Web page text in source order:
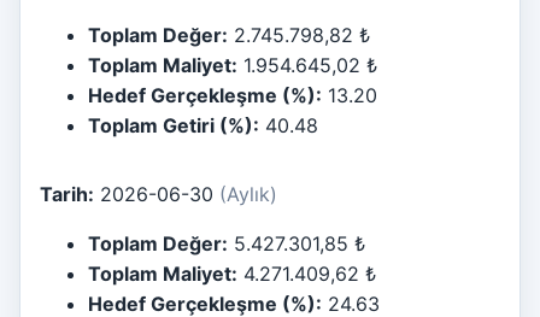
Toplam Değer: 2.745.798,82 ₺
Toplam Maliyet: 1.954.645,02 ₺
Hedef Gerçekleşme (%): 13.20
Toplam Getiri (%): 40.48
Tarih: 2026-06-30 (Aylık)
Toplam Değer: 5.427.301,85 ₺
Toplam Maliyet: 4.271.409,62 ₺
Hedef Gerçekleşme (%): 24.63